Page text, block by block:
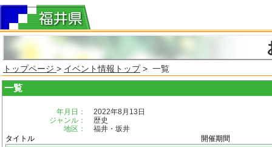
トップページ > イベント情報トップ> 一覧
一覧
年月日：
2022年8月13日
ジャンル：
歴史
地区：
福井・坂井
タイトル
開催期間